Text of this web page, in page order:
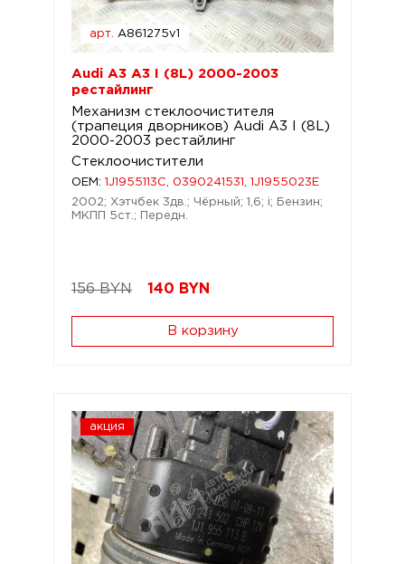
арт. A861275v1
Audi A3 A3 I (8L) 2000-2003
рестайлинг
Механизм стеклоочистителя
(трапеция дворников) Audi A3 I (8L)
2000-2003 рестайлинг
Стеклоочистители
OEM: 1J1955113C, 0390241531, 1J1955023E
2002; Хэтчбек 3дв.; Чёрный; 1,6; i; Бензин;
МКПП 5ст.; Передн.
156 BYN 140 BYN
В корзину
акция